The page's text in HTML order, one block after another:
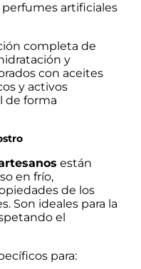
perfumes artificiales
completa de
y
con aceites
y activos
de forma
están
en frío,
de los
Son ideales para la
el
para: